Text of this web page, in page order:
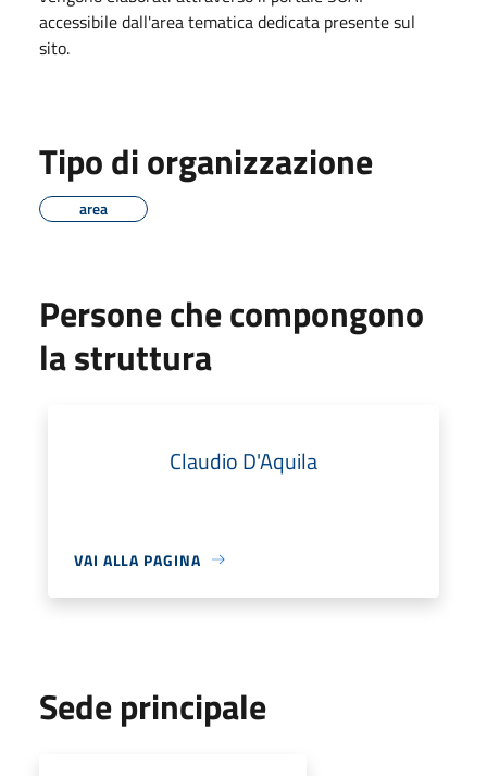
accessibile dall'area tematica dedicata presente sul
sito.
Tipo di organizzazione
area
Persone che compongono
la struttura
Claudio D'Aquila
VAI ALLA PAGINA
Sede principale